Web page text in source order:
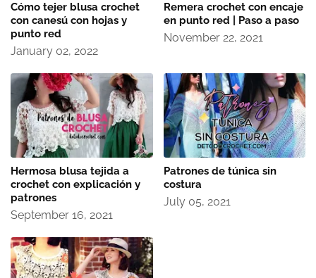
Cómo tejer blusa crochet
con canesú con hojas y
punto red
January 02, 2022
Remera crochet con encaje
en punto red | Paso a paso
November 22, 2021
Hermosa blusa tejida a
crochet con explicación y
patrones
September 16, 2021
Patrones de túnica sin
costura
July 05, 2021